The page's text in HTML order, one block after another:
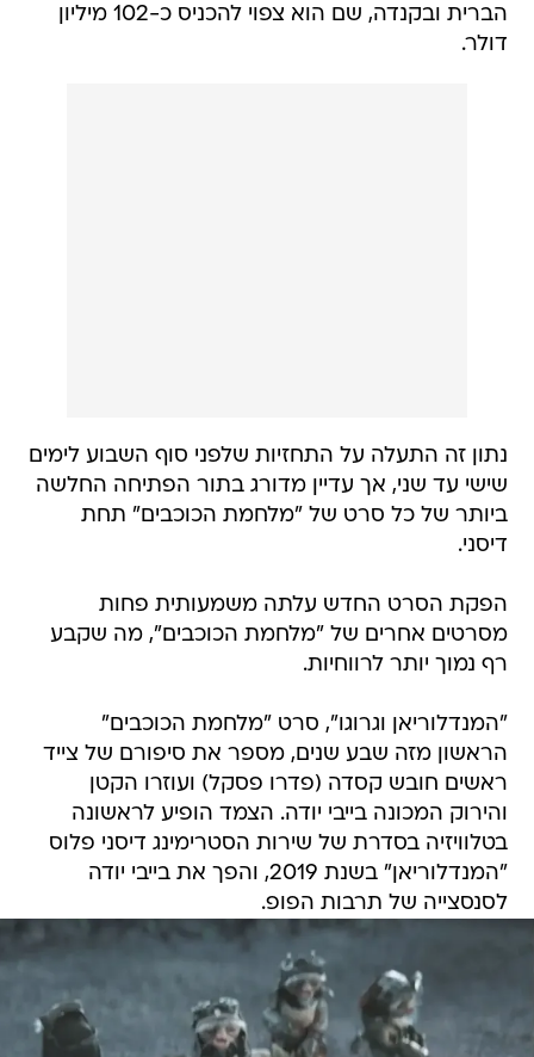
הברית ובקנדה, שם הוא צפוי להכניס כ-102 מיליון
דולר.
נתון זה התעלה על התחזיות שלפני סוף השבוע לימים
שישי עד שני, אך עדיין מדורג בתור הפתיחה החלשה
ביותר של כל סרט של "מלחמת הכוכבים" תחת
דיסני.
הפקת הסרט החדש עלתה משמעותית פחות
מסרטים אחרים של "מלחמת הכוכבים", מה שקבע
רף נמוך יותר לרווחיות.
"המנדלוריאן וגרוגו", סרט "מלחמת הכוכבים"
הראשון מזה שבע שנים, מספר את סיפורם של צייד
ראשים חובש קסדה (פדרו פסקל) ועוזרו הקטן
והירוק המכונה בייבי יודה. הצמד הופיע לראשונה
בטלוויזיה בסדרת של שירות הסטרימינג דיסני פלוס
"המנדלוריאן" בשנת 2019, והפך את בייבי יודה
לסנסצייה של תרבות הפופ.